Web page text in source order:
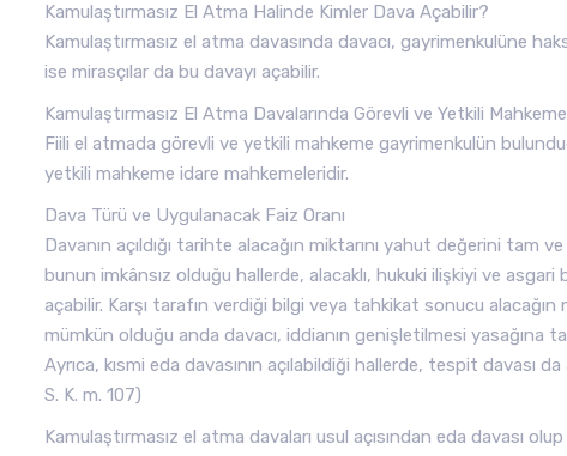
Kamulaştırmasız El Atma Halinde Kimler Dava Açabilir?
Kamulaştırmasız el atma davasında davacı, gayrimenkulüne
ise mirasçılar da bu davayı açabilir.
Kamulaştırmasız El Atma Davalarında Görevli ve Yetkili Mahkeme
Fiili el atmada görevli ve yetkili mahkeme gayrimenkulün
yetkili mahkeme idare mahkemeleridir.
Dava Türü ve Uygulanacak Faiz Oranı
Davanın açıldığı tarihte alacağın miktarını yahut değerini
bunun imkânsız olduğu hallerde, alacaklı, hukuki ilişkiyi ve
açabilir. Karşı tarafın verdiği bilgi veya tahkikat sonucu
mümkün olduğu anda davacı, iddianın genişletilmesi yasağına
Ayrıca, kısmi eda davasının açılabildiği hallerde, tespit davası
S. K. m. 107)
Kamulaştırmasız el atma davaları usul açısından eda davası